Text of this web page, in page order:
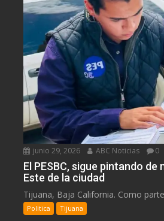
junio 29, 2026 ABC Noticias 0
El PESBC, sigue pintando de
Este de la ciudad
Tijuana, Baja California. Como
Politica Tijuana